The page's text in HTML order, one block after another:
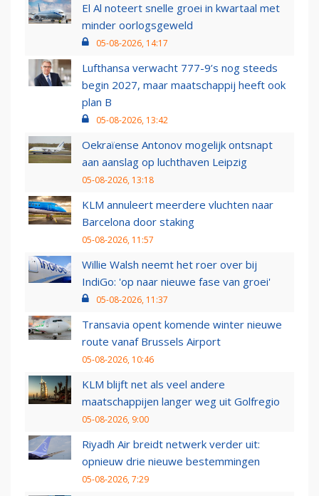
El Al noteert snelle groei in kwartaal met
minder oorlogsgeweld
05-08-2026, 14:17
Lufthansa verwacht 777-9’s nog steeds
begin 2027, maar maatschappij heeft ook
plan B
05-08-2026, 13:42
Oekraïense Antonov mogelijk ontsnapt
aan aanslag op luchthaven Leipzig
05-08-2026, 13:18
KLM annuleert meerdere vluchten naar
Barcelona door staking
05-08-2026, 11:57
Willie Walsh neemt het roer over bij
IndiGo: 'op naar nieuwe fase van groei'
05-08-2026, 11:37
Transavia opent komende winter nieuwe
route vanaf Brussels Airport
05-08-2026, 10:46
KLM blijft net als veel andere
maatschappijen langer weg uit Golfregio
05-08-2026, 9:00
Riyadh Air breidt netwerk verder uit:
opnieuw drie nieuwe bestemmingen
05-08-2026, 7:29